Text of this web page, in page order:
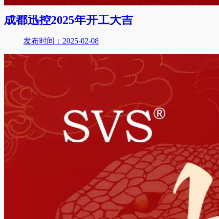
成都迅控2025年开工大吉
发布时间：2025-02-08